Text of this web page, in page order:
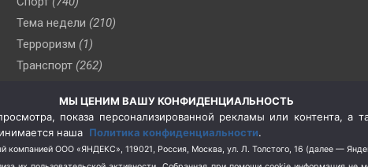
Тема недели (210)
Терроризм (1)
Транспорт (262)
(76)
Цены (2)
Школа и спорт (2)
МЫ ЦЕНИМ ВАШУ КОНФИДЕНЦИАЛЬНОСТЬ
показа персонализированной рекламы или контента, а
наша Политика конфиденциальности.
компанией ООО «ЯНДЕКС», 119021, Россия, Москва, ул. Л. Толстого, 16 (далее —